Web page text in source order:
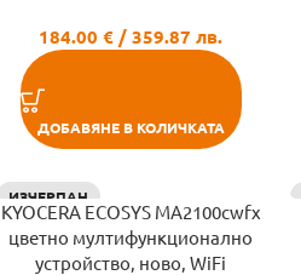
184.00€ / 359.87 лв.
ДОБАВЯНЕ В КОЛИЧКАТА
ИЗЧЕРПАН
KYOCERA ECOSYS MA2100cwfx
цветно мултифункционално
устройство, ново, WiFi